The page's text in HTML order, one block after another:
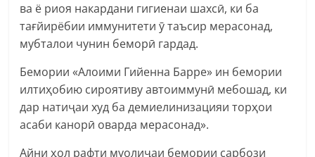
ва ё риоя накардани гигиенаи шахсӣ, ки ба
тағйирёбии иммунитети ӯ таъсир мерасонад,
мубталои чунин беморӣ гардад.
Бемории «Алоими Гийенна Барре» ин бемории
илтиҳобию сироятиву автоиммунӣ мебошад, ки
дар натиҷаи худ ба демиелинизацияи торҳои
асаби канорӣ оварда мерасонад».
Айни ҳол рафти муолиҷаи бемории сарбози